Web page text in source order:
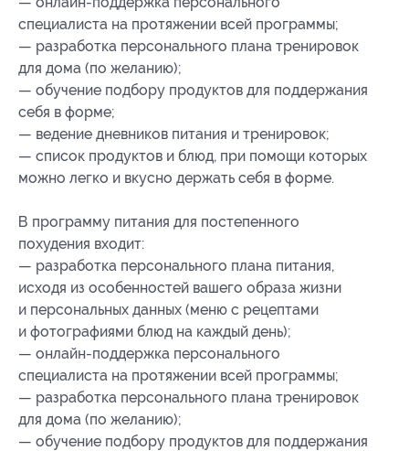
специалиста на протяжении всей программы;
— разработка персонального плана тренировок
для дома (по желанию);
— обучение подбору продуктов для поддержания
себя в форме;
— ведение дневников питания и тренировок;
— список продуктов и блюд, при помощи которых
можно легко и вкусно держать себя в форме.
В программу питания для постепенного
похудения входит:
— разработка персонального плана питания,
исходя из особенностей вашего образа жизни
и персональных данных (меню с рецептами
и фотографиями блюд на каждый день);
— онлайн-поддержка персонального
специалиста на протяжении всей программы;
— разработка персонального плана тренировок
для дома (по желанию);
— обучение подбору продуктов для поддержания